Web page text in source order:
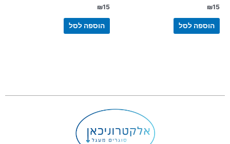
₪15
הוספה לסל
₪15
הוספה לסל